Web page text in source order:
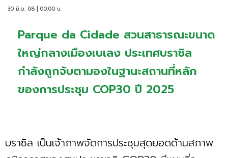
30 มิ.ย. 68 | 00:00 น.
Parque da Cidade สวนสาธารณะขนาด
ใหญ่กลางเมืองเบเลง ประเทศบราซิล
กำลังถูกจับตามองในฐานะสถานที่หลัก
ของการประชุม COP30 ปี 2025
บราซิล เป็นเจ้าภาพจัดการประชุมสุดยอดด้านสภาพ